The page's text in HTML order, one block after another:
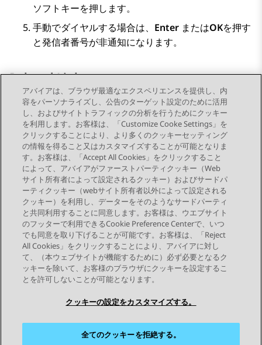
ソフトキーを押します。
手動でダイヤルする場合は、 Enter またはOKを押す
と発信者番号が非通知になります。
Related Links
機能ターゲットを使用して転送先番号を選択する
Send Feedback
トピックナビゲーション
前のトピック 次のトピック
つながりを保つ
アバイアは、ブラウザ最適なエクスペリエンスを提供し、内
容をパーソナライズし、公告のターゲット設定のために活用
し、およびサイトトラフィックの分析を行うためにクッキー
を利用します。お客様は、「Customize Cooke Settings」を
クリックすることにより、より多くのクッキーセッティング
の情報を得ること又はカスタマイズすることが可能となりま
す。お客様は、「Accept All Cookies」をクリックすること
によって、アバイアがファーストパーティクッキー（Web
サイト所有者によって設定されるクッキー）およびサードパ
ーティクッキー（webサイト所有者以外によって設定される
クッキー）を利用し、データーをそのようなサードパーティ
と共同利用することに同意します。お客様は、ウエブサイト
のフッターで利用できるCookie Preference Centerで、いつ
でも同意を取り下げることが可能です。お客様は、「Reject
All Cookies」をクリックすることにより、アバイアに対し
て、（本ウェブサイトが機能するために）必ず必要となるク
ッキーを除いて、お客様のブラウザにクッキーを設定するこ
とを許可しないことが可能となります。
クッキーの設定をカスタマイズする。
全てのクッキーを拒絶する。